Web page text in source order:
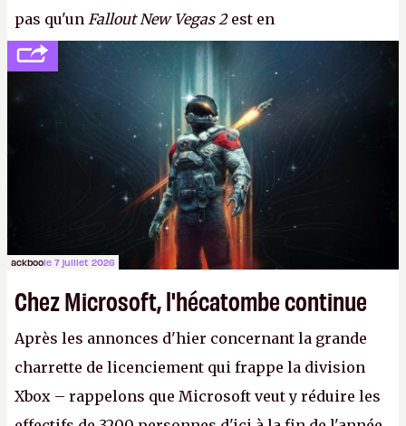
pas qu'un Fallout New Vegas 2est en
développement (pour ce que l'on sait, ils bossent
peut-être sur
Fallout Football ou
Fallout vs. Les
Lapins Crétins) et l'Obsidian d'aujourd'hui n'est plus
le même studio qu'il y a 15 ans. Mais bon, OK, on
peut commencer à fantasmer.A.
ackboole 7 juillet 2026
Chez Microsoft, l'hécatombe continue
Après les annonces d'hier concernant la grande
charrette de licenciement qui frappe la division
Xbox – rappelons que Microsoft veut y réduire les